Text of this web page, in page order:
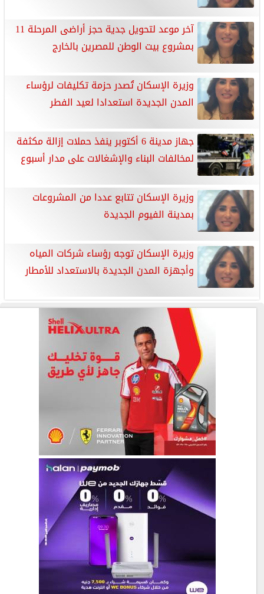
آخر موعد لتحويل جدية حجز أراضى المرحلة 11
بمشروع بيت الوطن للمصرين بالخارج
وزيرة الإسكان تُصدر حزمة تكليفات لرؤساء
المدن الجديدة استعدادا لعيد الفطر
جهاز مدينة 6 أكتوبر ينفذ حملات إزالة مكثفة
لمخالفات البناء والإشغالات على مدار أسبوع
وزيرة الإسكان تتابع عددا من المشروعات
بمدينة الفيوم الجديدة
وزيرة الإسكان توجه رؤساء شركات المياه
وأجهزة المدن الجديدة بالاستعداد للأمطار